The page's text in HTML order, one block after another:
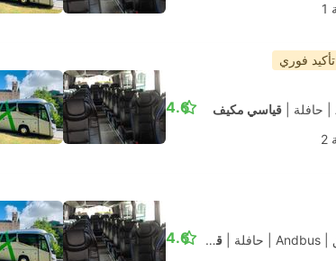
تأكيد فوري
حافلة قياسي مكيف 4.6
حافلة قياسي مكيف 4.6